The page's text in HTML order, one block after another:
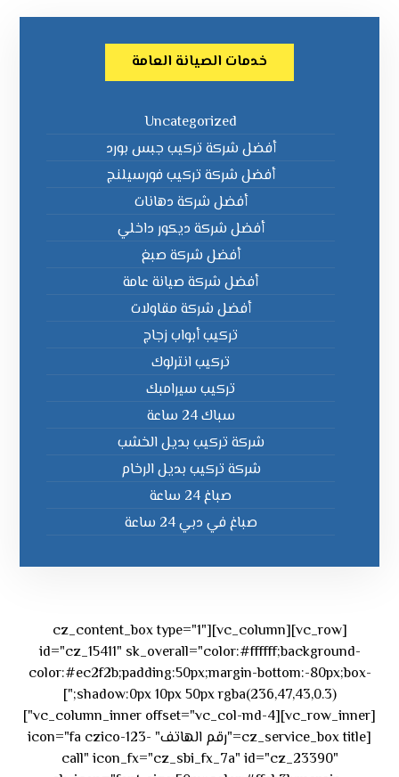
خدمات الصيانة العامة
Uncategorized
أفضل شركة تركيب جبس بورد
أفضل شركة تركيب فورسيلنج
أفضل شركة دهانات
أفضل شركة ديكور داخلي
أفضل شركة صبغ
أفضل شركة صيانة عامة
أفضل شركة مقاولات
تركيب أبواب زجاج
تركيب انترلوك
تركيب سيرامبك
سباك 24 ساعة
شركة تركيب بديل الخشب
شركة تركيب بديل الرخام
صباغ 24 ساعة
صباغ في دبي 24 ساعة
[vc_row][vc_column][cz_content_box type="1"
id="cz_15411" sk_overall="color:#ffffff;background-
color:#ec2f2b;padding:50px;margin-bottom:-80px;box-
shadow:0px 10px 50px rgba(236,47,43,0.3);"]
[vc_row_inner][vc_column_inner offset="vc_col-md-4"]
[cz_service_box title="رقم الهاتف" icon="fa czico-123-
call" icon_fx="cz_sbi_fx_7a" id="cz_23390"